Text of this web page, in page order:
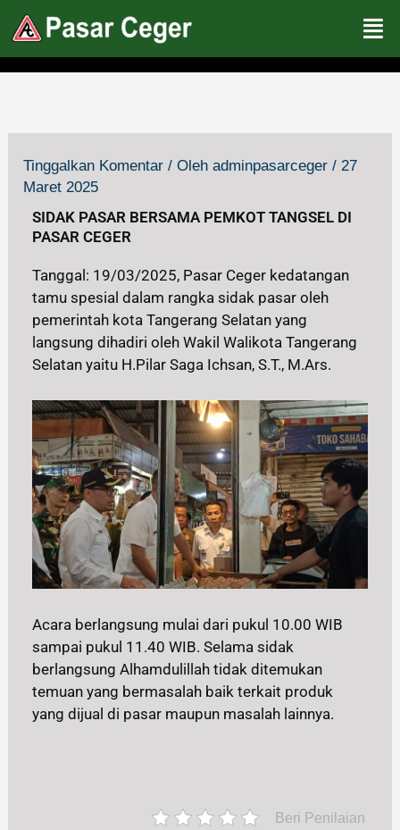
Lewati
ke
konten
Tinggalkan Komentar / Olehadminpasarceger/27
Maret 2025
SIDAK PASAR BERSAMA PEMKOT TANGSEL DI
PASAR CEGER
Tanggal: 19/03/2025, Pasar Ceger kedatangan
tamu spesial dalam rangka sidak pasar oleh
pemerintah kota Tangerang Selatan yang
langsung dihadiri oleh Wakil Walikota Tangerang
Selatan yaitu H.Pilar Saga Ichsan, S.T., M.Ars.
Acara berlangsung mulai dari pukul 10.00 WIB
sampai pukul 11.40 WIB. Selama sidak
berlangsung Alhamdulillah tidak ditemukan
temuan yang bermasalah baik terkait produk
yang dijual di pasar maupun masalah lainnya.
Beri Penilaian